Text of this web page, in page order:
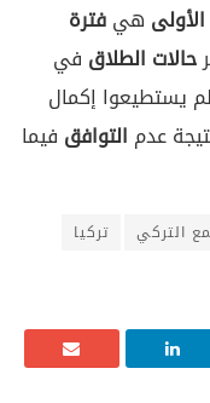
الأولى هيفترة
حالات الطلاق في
لم يستطيعوا إكمال
عدم التوافق فيما
التركي
تركيا